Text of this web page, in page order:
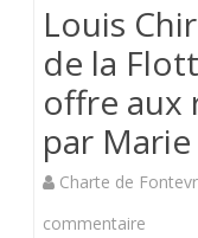
Louis
de la
offre aux
par Marie
Charte de
commentaire